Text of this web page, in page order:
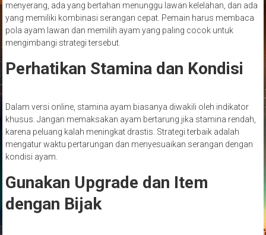
menyerang, ada yang bertahan menunggu lawan kelelahan, dan ada
yang memiliki kombinasi serangan cepat. Pemain harus membaca
pola ayam lawan dan memilih ayam yang paling cocok untuk
mengimbangi strategi tersebut.
Perhatikan Stamina dan Kondisi
Dalam versi online, stamina ayam biasanya diwakili oleh indikator
khusus. Jangan memaksakan ayam bertarung jika stamina rendah,
karena peluang kalah meningkat drastis. Strategi terbaik adalah
mengatur waktu pertarungan dan menyesuaikan serangan dengan
kondisi ayam.
Gunakan Upgrade dan Item
dengan Bijak